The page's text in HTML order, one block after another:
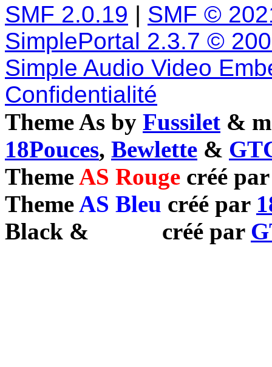
SMF 2.0.19 | SMF ©
SimplePortal 2.3.7 ©
Simple Audio Video
Confidentialité
Theme As by Fussilet &
18Pouces, Bewlette &
ThemeAS Rouge créé
ThemeAS Bleu créé par
Black & créé par